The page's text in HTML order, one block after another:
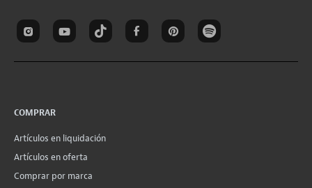
COMPRAR
Artículos en liquidación
Artículos en oferta
Comprar por marca